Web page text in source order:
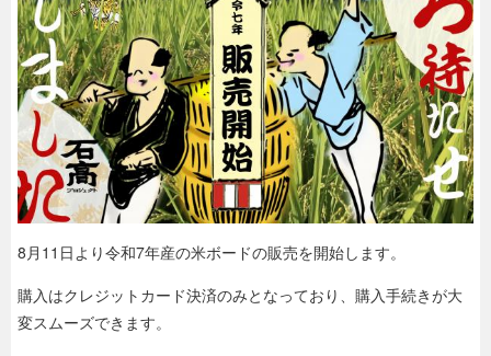
8月11日より令和7年産の米ボードの販売を開始します。
購入はクレジットカード決済のみとなっており、購入手続きが大
変スムーズできます。